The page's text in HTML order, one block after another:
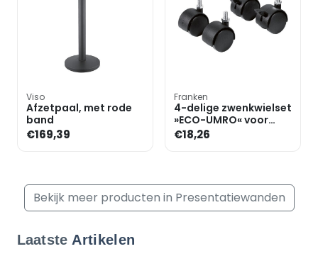
Viso
Afzetpaal, met rode
band
€169,39
Franken
4-delige zwenkwielset
»ECO-UMRO« voor
presentatieborden
€18,26
Bekijk meer producten in Presentatiewanden
Laatste Artikelen